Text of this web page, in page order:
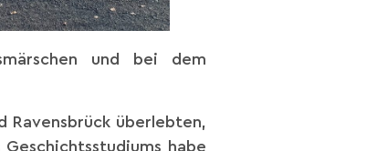
und bei dem
Ravensbrück überlebten,
habe